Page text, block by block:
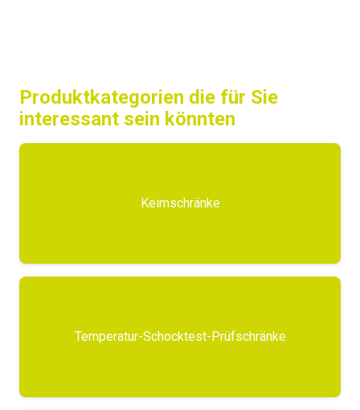
Produktkategorien die für Sie
interessant sein könnten
Keimschränke
Temperatur-Schocktest-Prüfschränke